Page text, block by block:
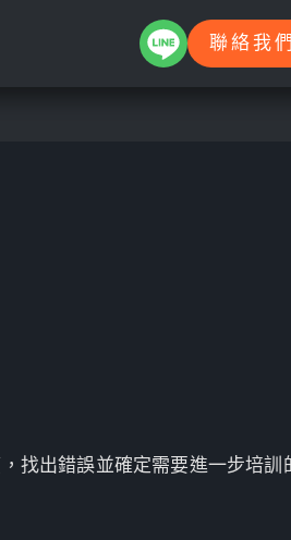
聯絡我們
找出錯誤並確定需要進一步培訓